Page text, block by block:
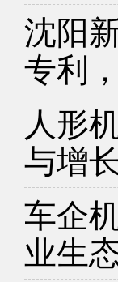
沈阳
专利
人形
与增
车企
业生